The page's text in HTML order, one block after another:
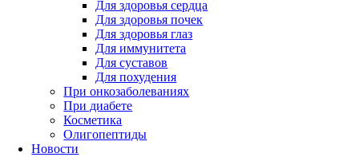
Для здоровья сердца
Для здоровья почек
Для здоровья глаз
Для иммунитета
Для суставов
Для похудения
При онкозаболеваниях
При диабете
Косметика
Олигопептиды
Новости